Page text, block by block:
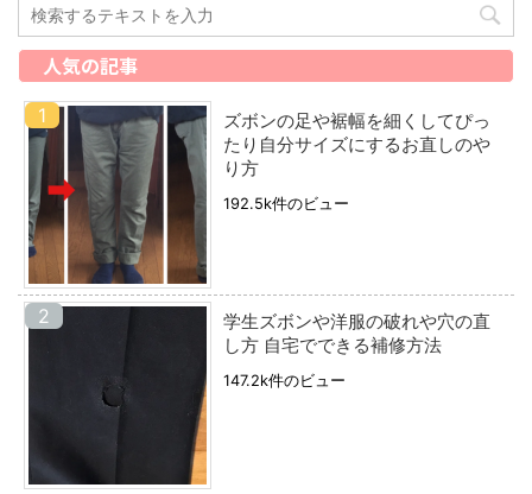
人気の記事
ズボンの足や裾幅を細くしてぴっ
たり自分サイズにするお直しのや
り方
192.5k件のビュー
学生ズボンや洋服の破れや穴の直
し方 自宅でできる補修方法
147.2k件のビュー